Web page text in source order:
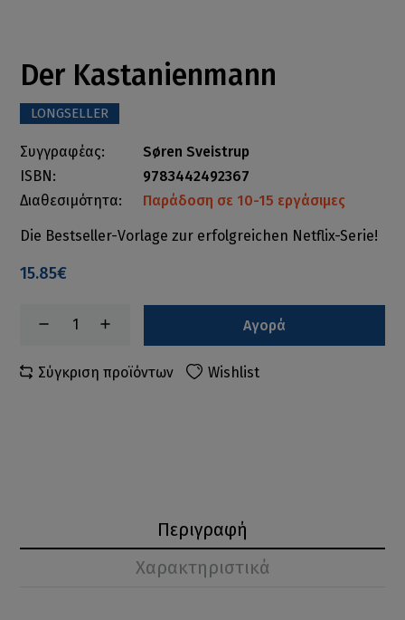
Der Kastanienmann
LONGSELLER
Συγγραφέας:
Søren Sveistrup
ISBN:
9783442492367
Διαθεσιμότητα:
Παράδοση σε 10-15 εργάσιμες
Die Bestseller-Vorlage zur erfolgreichen Netflix-Serie!
15.85€
Αγορά
Σύγκριση προϊόντων Wishlist
Περιγραφή
Χαρακτηριστικά